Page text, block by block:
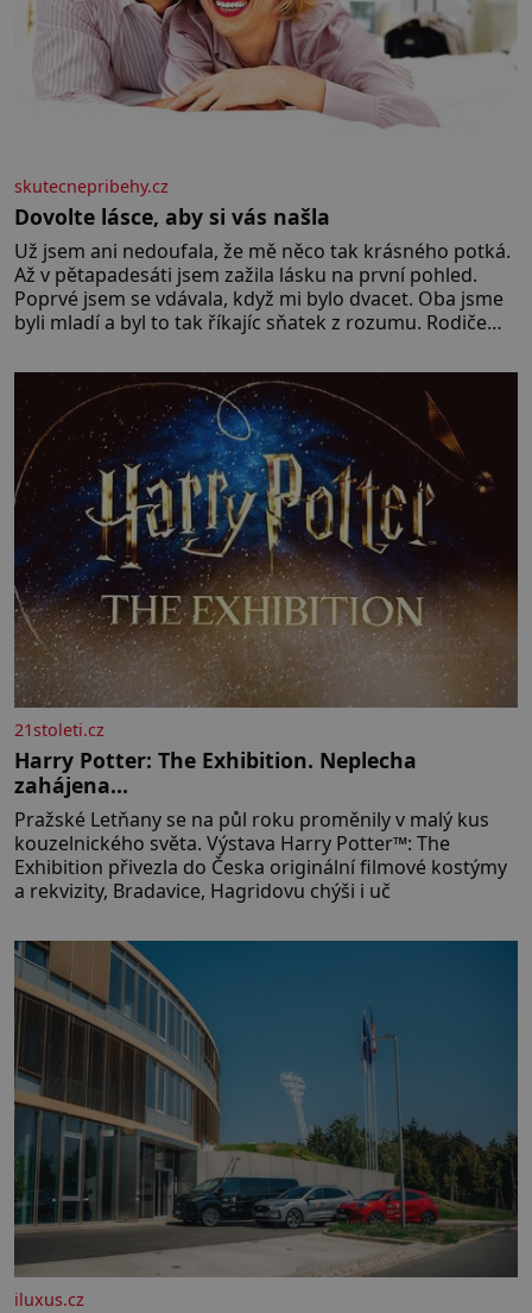
skutecnepribehy.cz
Dovolte lásce, aby si vás našla
Už jsem ani nedoufala, že mě něco tak krásného potká.
Až v pětapadesáti jsem zažila lásku na první pohled.
Poprvé jsem se vdávala, když mi bylo dvacet. Oba jsme
byli mladí a byl to tak říkajíc sňatek z rozumu. Rodiče
muž. Manželství nám oběma moc nesvědčilo, brzy jsme
zjistili, že
21stoleti.cz
Harry Potter: The Exhibition. Neplecha
zahájena…
Pražské Letňany se na půl roku proměnily v malý kus
kouzelnického světa. Výstava Harry Potter™: The
Exhibition přivezla do Česka originální filmové kostýmy
a rekvizity, Bradavice, Hagridovu chýši i uč
iluxus.cz